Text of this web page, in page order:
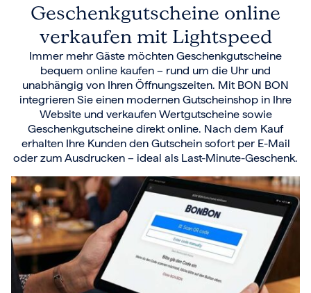
Regionale Gutscheine
Berlin
Hamburg
München
Frankfurt
Köln
Düsseldorf
Stuttgart
Essen
-------
Für alle Geschenk-Gutscheine gilt:
Geschmackvoll und maximal flexibel!
Einlösbar für alle 10.000 Partner und 3 Jahre gültig
Das ideale Geschenk für alle Anlässe
Geschenkgutscheine online
verkaufen mit Lightspeed
Immer mehr Gäste möchten Geschenkgutscheine
bequem online kaufen – rund um die Uhr und
unabhängig von Ihren Öffnungszeiten. Mit BON BON
integrieren Sie einen modernen Gutscheinshop in Ihre
Website und verkaufen Wertgutscheine sowie
Geschenkgutscheine direkt online. Nach dem Kauf
erhalten Ihre Kunden den Gutschein sofort per E-Mail
oder zum Ausdrucken – ideal als Last-Minute-Geschenk.